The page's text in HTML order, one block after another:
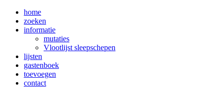
home
zoeken
informatie
mutaties
Vlootlijst sleepschepen
lijsten
gastenboek
toevoegen
contact